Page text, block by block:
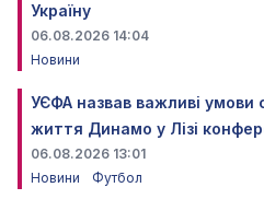
Україну
06.08.2026 14:04
Новини
УЄФА назвав важливі умови
життя Динамо у Лізі
06.08.2026 13:01
Новини
Футбол